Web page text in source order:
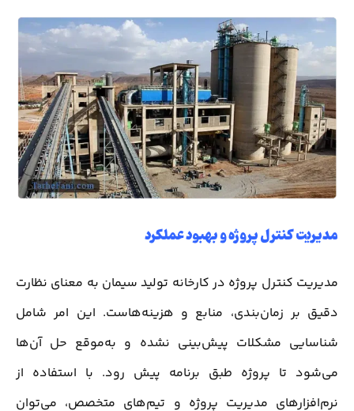
مدیریت کنترل پروژه و بهبود عملکرد
مدیریت کنترل پروژه در کارخانه تولید سیمان به معنای نظارت
دقیق بر زمان‌بندی، منابع و هزینه‌هاست. این امر شامل
شناسایی مشکلات پیش‌بینی نشده و به‌موقع حل آن‌ها
می‌شود تا پروژه طبق برنامه پیش رود. با استفاده از
نرم‌افزارهای مدیریت پروژه و تیم‌های متخصص، می‌توان